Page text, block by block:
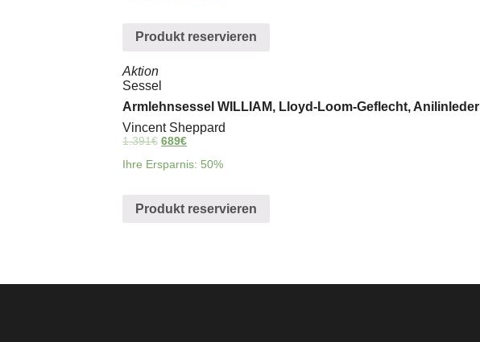
Produkt reservieren
Aktion
Sessel
Armlehnsessel WILLIAM, Lloyd-Loom-Geflecht, Anilinleder
Vincent Sheppard
1.391€ 689€
Ihre Ersparnis: 50%
Produkt reservieren